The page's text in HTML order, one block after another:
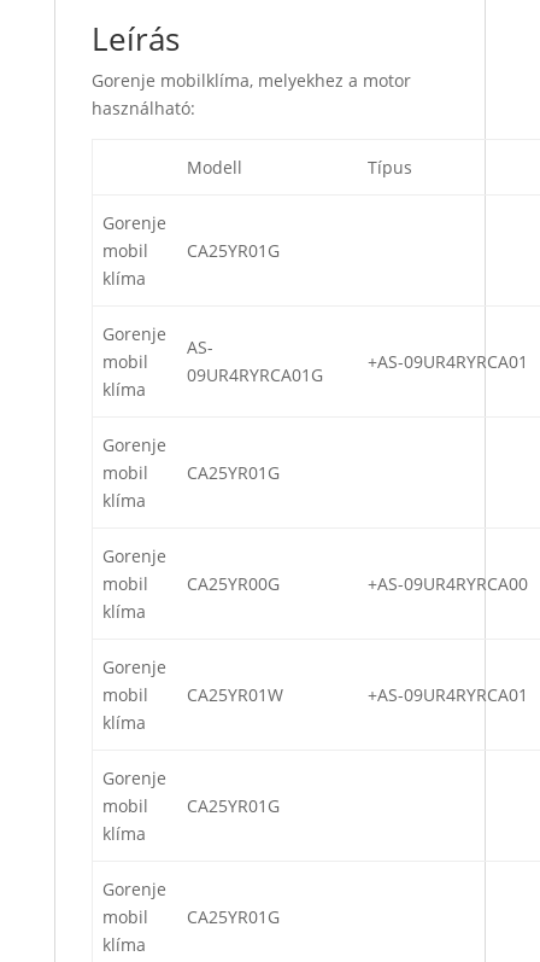
Leírás
Gorenje mobilklíma, melyekhez a motor
használható:
Modell Típus
Gorenje
mobil
klíma
CA25YR01G
Gorenje
mobil
klíma
AS-
09UR4RYRCA01G
+AS-09UR4RYRCA01
Gorenje
mobil
klíma
CA25YR01G
Gorenje
mobil
klíma
CA25YR00G +AS-09UR4RYRCA00
Gorenje
mobil
klíma
CA25YR01W +AS-09UR4RYRCA01
Gorenje
mobil
klíma
CA25YR01G
Gorenje
mobil
klíma
CA25YR01G